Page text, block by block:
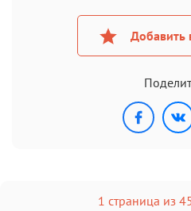
Добавить
1 страница из